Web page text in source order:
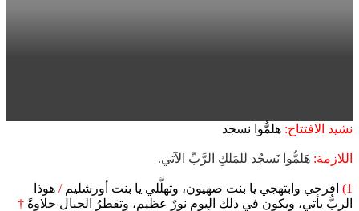
نشيد الافتتاح: هلمُّوا نسجد
اللازمة: هَلمُّوا نَسجُد للمَلكِ الرَّبِّ الآتي.
1) افرحي وابتهجي يا بنت صهيون، وتهلَّلي يا بنت أورشليم/ هوذا
الربُّ يأتي، ويكون في ذلك اليوم نورٌ عظيم، وتقطرُ الجبال حلاوةً †